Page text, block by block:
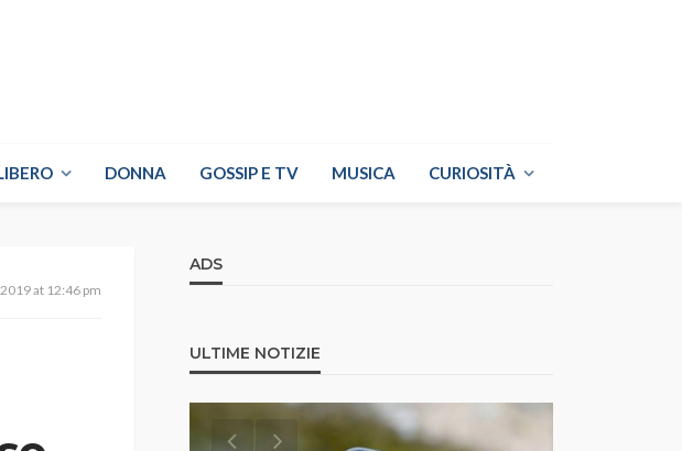
DONNA GOSSIP E TV MUSICA CURIOSITÀ
at 12:46 pm
ADS
ULTIME NOTIZIE